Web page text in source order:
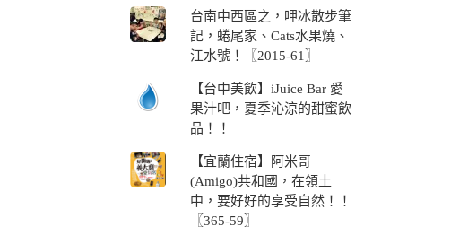
台南中西區之，呷冰散步筆
記，蜷尾家、Cats水果燒、
江水號！〖2015-61〗
【台中美飲】iJuice Bar 愛
果汁吧，夏季沁涼的甜蜜飲
品！！
【宜蘭住宿】阿米哥
(Amigo)共和國，在領土
中，要好好的享受自然！！
〖365-59〗